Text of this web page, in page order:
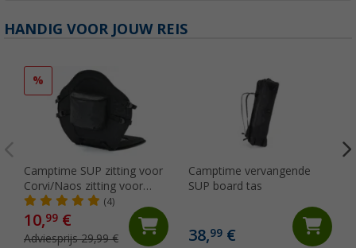
HANDIG VOOR JOUW REIS
%
Camptime SUP zitting voor
Corvi/Naos zitting voor
stand up paddling boards
(4)
10,99 €
Adviesprijs 29,99 €
Camptime vervangende
SUP board tas
38,99€